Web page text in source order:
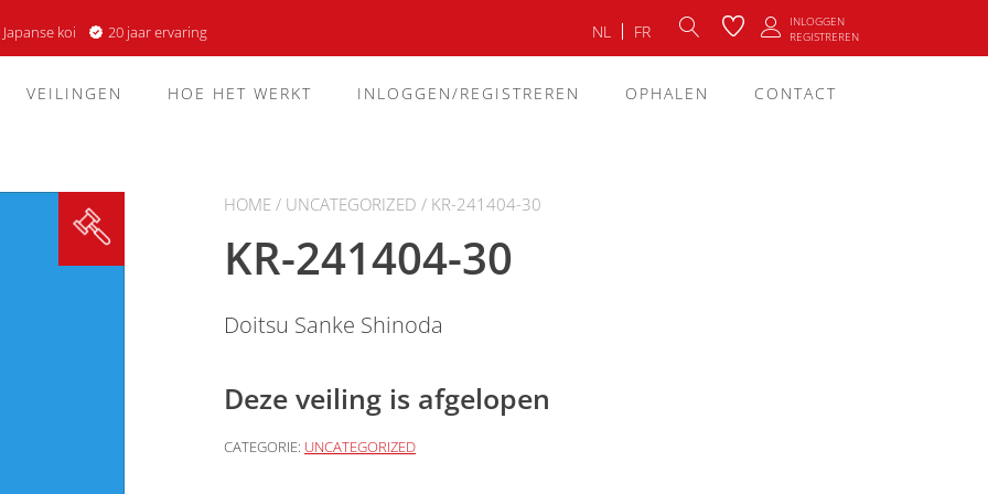
koi 20 jaar ervaring NL FR
INLOGGEN
REGISTREREN
VEILINGEN HOE HET WERKT INLOGGEN/REGISTREREN OPHALEN CONTACT
HOME / UNCATEGORIZED / KR-241404-30
KR-241404-30
Doitsu Sanke Shinoda
Deze veiling is afgelopen
CATEGORIE: UNCATEGORIZED